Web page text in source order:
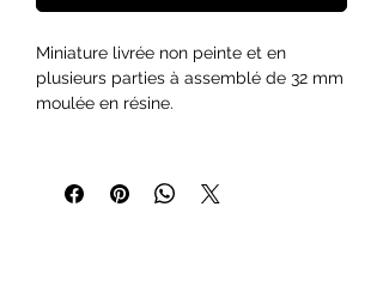
Miniature livrée non peinte et en
plusieurs parties à assemblé de 32 mm
moulée en résine.